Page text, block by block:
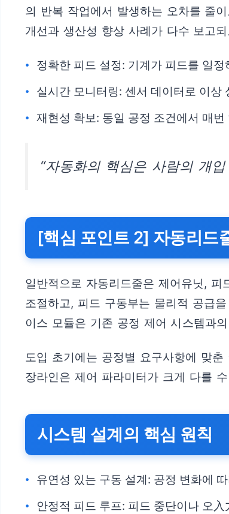
의 반복 작업에서 발생하는 오차를 줄
개선과 생산성 향상 사례가 다수 보고
정확한 피드 설정: 기계가 피드를 일
실시간 모니터링: 센서 데이터로 이상
재현성 확보: 동일 공정 조건에서 매
“자동화의 핵심은 사람의 개
[핵심 포인트 2] 자동리드
일반적으로 자동리드줄은 제어유닛,
조절하고, 피드 구동부는 물리적 공급
이스 모듈은 기존 공정 제어 시스템과
도입 초기에는 공정별 요구사항에 맞
장라인은 제어 파라미터가 크게 다를
시스템 설계의 핵심 원칙
유연성 있는 구동 설계: 공정 변화에
안정적 피드 루프: 피드 중단이나 오